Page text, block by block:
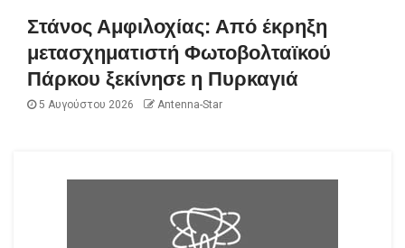
Στάνος Αμφιλοχίας: Από έκρηξη
μετασχηματιστή Φωτοβολταϊκού
Πάρκου ξεκίνησε η Πυρκαγιά
5 Αυγούστου 2026 Antenna-Star